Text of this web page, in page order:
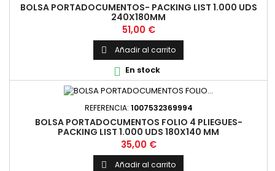
BOLSA PORTADOCUMENTOS- PACKING LIST 1.000 UDS
240X180MM
Precio
51,00 €
 Añadir al carrito
 En stock
REFERENCIA: 1007532369994
BOLSA PORTADOCUMENTOS FOLIO 4 PLIEGUES-
PACKING LIST 1.000 UDS 180X140 MM
Precio
35,00 €
 Añadir al carrito